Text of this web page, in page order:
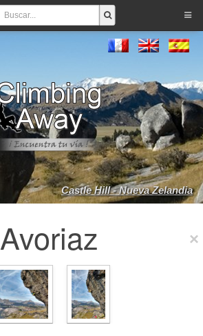
Castle Hill - Nueva Zelandia
Avoriaz